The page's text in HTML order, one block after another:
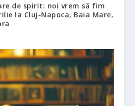
de spirit: noi vrem să fim
la Cluj-Napoca, Baia Mare,